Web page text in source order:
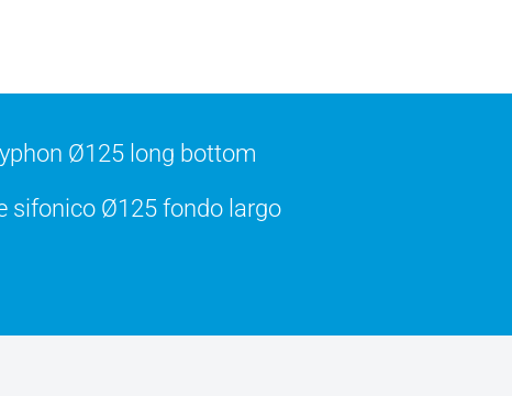
Ø125 long bottom
sifonico Ø125 fondo largo